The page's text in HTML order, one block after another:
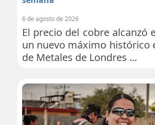
6 de agosto de 2026
El precio del cobre alcanzó
un nuevo máximo histórico
de Metales de Londres ...